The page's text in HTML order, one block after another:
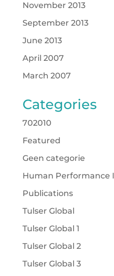
November 2013
September 2013
June 2013
April 2007
March 2007
Categories
702010
Featured
Geen categorie
Human Performance
Publications
Tulser Global
Tulser Global 1
Tulser Global 2
Tulser Global 3